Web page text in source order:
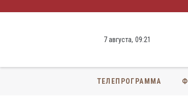
7 августа, 09:21
ТЕЛЕПРОГРАММА